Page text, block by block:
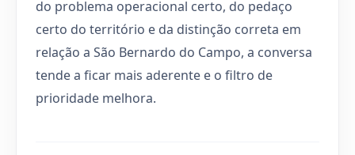
do problema operacional certo, do pedaço
certo do território e da distinção correta em
relação a São Bernardo do Campo, a conversa
tende a ficar mais aderente e o filtro de
prioridade melhora.